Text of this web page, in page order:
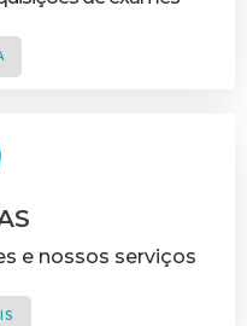
e nossos serviços